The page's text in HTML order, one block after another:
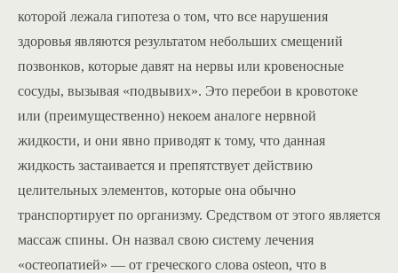
которой лежала гипотеза о том, что все нарушения
здоровья являются результатом небольших смещений
позвонков, которые давят на нервы или кровеносные
сосуды, вызывая «подвывих». Это перебои в кровотоке
или (преимущественно) некоем аналоге нервной
жидкости, и они явно приводят к тому, что данная
жидкость застаивается и препятствует действию
целительных элементов, которые она обычно
транспортирует по организму. Средством от этого является
массаж спины. Он назвал свою систему лечения
«остеопатией» — от греческого слова osteon, что в